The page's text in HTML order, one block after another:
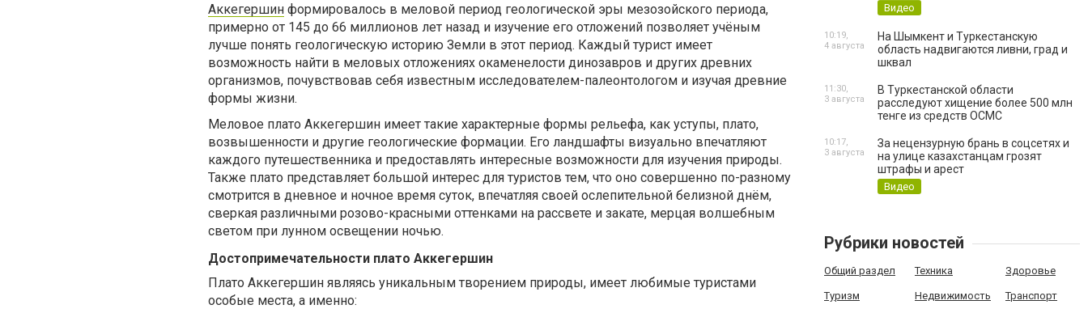
Аккегершин формировалось в меловой период геологической эры мезозойского периода,
примерно от 145 до 66 миллионов лет назад и изучение его отложений позволяет учёным
лучше понять геологическую историю Земли в этот период. Каждый турист имеет
возможность найти в меловых отложениях окаменелости динозавров и других древних
организмов, почувствовав себя известным исследователем-палеонтологом и изучая древние
формы жизни.
Меловое плато Аккегершин имеет такие характерные формы рельефа, как уступы, плато,
возвышенности и другие геологические формации. Его ландшафты визуально впечатляют
каждого путешественника и предоставлять интересные возможности для изучения природы.
Также плато представляет большой интерес для туристов тем, что оно совершенно по-разному
смотрится в дневное и ночное время суток, впечатляя своей ослепительной белизной днём,
сверкая различными розово-красными оттенками на рассвете и закате, мерцая волшебным
светом при лунном освещении ночью.
Достопримечательности плато Аккегершин
Плато Аккегершин являясь уникальным творением природы, имеет любимые туристами
особые места, а именно:
Видео
На Шымкент и Туркестанскую
область надвигаются ливни, град и
шквал
10:19,
4 августа
В Туркестанской области
расследуют хищение более 500 млн
тенге из средств ОСМС
11:30,
3 августа
За нецензурную брань в соцсетях и
на улице казахстанцам грозят
штрафы и арест
Видео
10:17,
3 августа
Рубрики новостей
Общий раздел Техника Здоровье
Туризм Недвижимость Транспорт